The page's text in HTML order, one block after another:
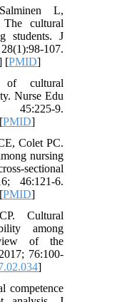
Vahlberg T,
I, Leino-Kilpi H.
graduating nursing
2017;
C. Assessment of
nursing faculty.
2016;
JC, Bagtang CE,
competence
Philippines: A cross-
Edu Today. 2016;
Bradshaw CP.
social
A systematic
Youth Serv Rev.
model of cultural